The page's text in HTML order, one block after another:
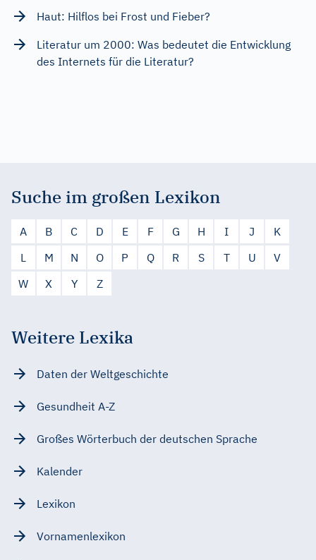
Haut: Hilflos bei Frost und Fieber?
Literatur um 2000: Was bedeutet die Entwicklung
des Internets für die Literatur?
Suche im großen Lexikon
A B C D E F G H I J
K
L
M N O P Q R S T U
V
W
X Y Z
Weitere Lexika
Daten der Weltgeschichte
Gesundheit A-Z
Großes Wörterbuch der deutschen Sprache
Kalender
Lexikon
Vornamenlexikon